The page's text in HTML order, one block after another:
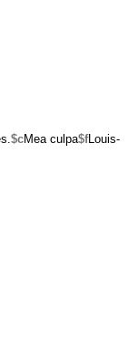
$cMea culpa$fLouis-